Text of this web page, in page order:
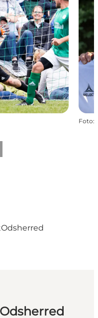
Foto:
FolieFolie